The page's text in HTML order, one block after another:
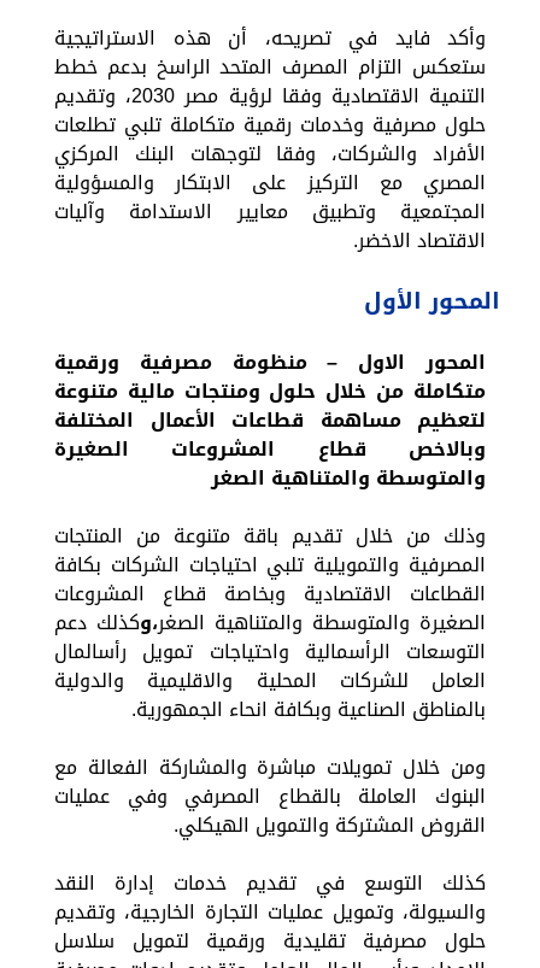
وأكد فايد في تصريحه، أن هذه الاستراتيجية
ستعكس التزام المصرف المتحد الراسخ بدعم خطط
التنمية الاقتصادية وفقا لرؤية مصر 2030، وتقديم
حلول مصرفية وخدمات رقمية متكاملة تلبي تطلعات
الأفراد والشركات، وفقا لتوجهات البنك المركزي
المصري مع التركيز على الابتكار والمسؤولية
المجتمعية وتطبيق معايير الاستدامة وآليات
الاقتصاد الاخضر.
المحور الأول
المحور الاول –منظومة مصرفية ورقمية
متكاملة من خلال حلول ومنتجات مالية متنوعة
لتعظيم مساهمة قطاعات الأعمال المختلفة
وبالاخص قطاع المشروعات الصغيرة
والمتوسطة والمتناهية الصغر
وذلك من خلال تقديم باقة متنوعة من المنتجات
المصرفية والتمويلية تلبي احتياجات الشركات بكافة
القطاعات الاقتصادية وبخاصة قطاع المشروعات
الصغيرة والمتوسطة والمتناهية الصغر،وكذلك دعم
التوسعات الرأسمالية واحتياجات تمويل رأسالمال
العامل للشركات المحلية والاقليمية والدولية
بالمناطق الصناعية وبكافة انحاء الجمهورية.
ومن خلال تمويلات مباشرة والمشاركة الفعالة مع
البنوك العاملة بالقطاع المصرفي وفي عمليات
القروض المشتركة والتمويل الهيكلي.
كذلك التوسع في تقديم خدمات إدارة النقد
والسيولة، وتمويل عمليات التجارة الخارجية، وتقديم
حلول مصرفية تقليدية ورقمية لتمويل سلاسل